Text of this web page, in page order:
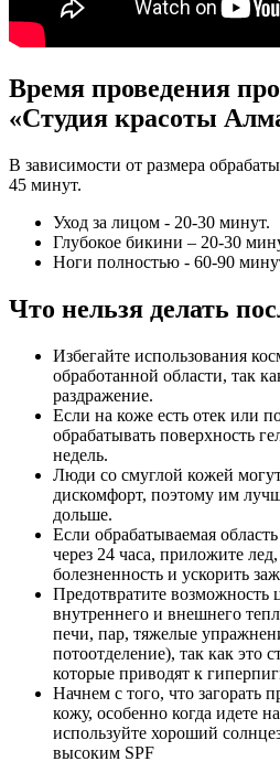
Время проведения
«Студия красоты
В зависимости от размера
45 минут.
Уход за лицом - 20-30 минут.
Глубокое бикини – 20-30
Ноги полностью - 60-90
Что нельзя делать
Избегайте использования
обработанной области, так
раздражение.
Если на коже есть отек или
обрабатывать поверхность
недель.
Люди со смуглой кожей
дискомфорт, поэтому им
дольше.
Если обрабатываемая
через 24 часа, приложите
болезненность и ускорить
Предотвратите возможность
внутреннего и внешнего
печи, пар, тяжелые
потоотделение), так как это
которые приводят к
Начнем с того, что загорать
кожу, особенно когда идете
используйте хороший
высоким SPF